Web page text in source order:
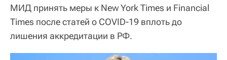
МИД принять меры к New York Times и Financial
Times после статей о COVID-19 вплоть до
лишения аккредитации в РФ.